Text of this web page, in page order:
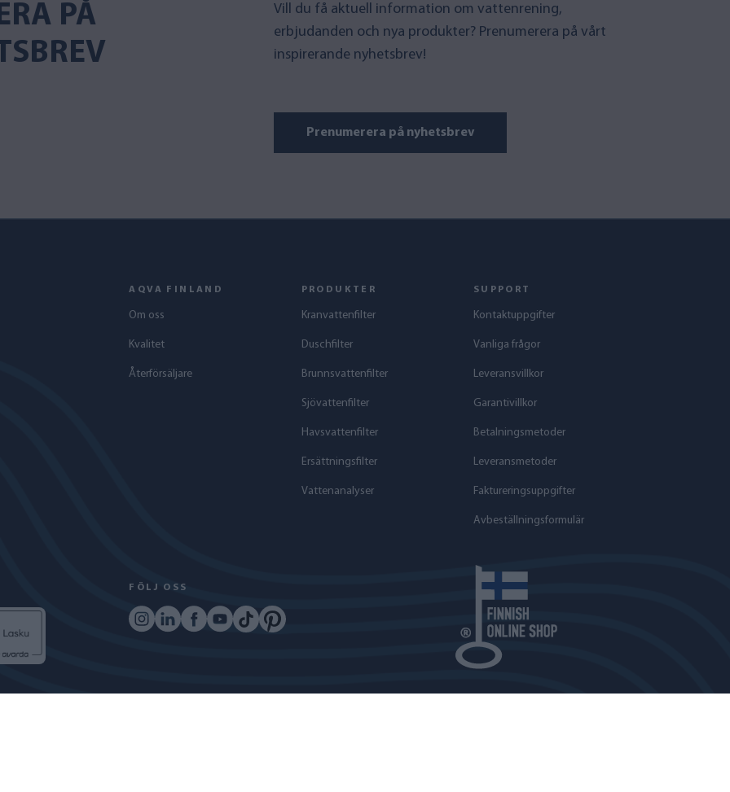
PÅ
Vill du få aktuell information om vattenrening,
erbjudanden och nya produkter? Prenumerera på vårt
inspirerande nyhetsbrev!
Prenumerera på nyhetsbrev
AQVA FINLAND
Om oss
Kvalitet
Återförsäljare
PRODUKTER
Kranvattenfilter
Duschfilter
Brunnsvattenfilter
Sjövattenfilter
Havs­vattenfilter
Ersättningsfilter
Vattenanalyser
SUPPORT
Kontaktuppgifter
Vanliga frågor
Leveransvillkor
Garantivillkor
Betalningsmetoder
Leveransmetoder
Faktureringsuppgifter
Avbeställningsformulär
FÖLJ OSS